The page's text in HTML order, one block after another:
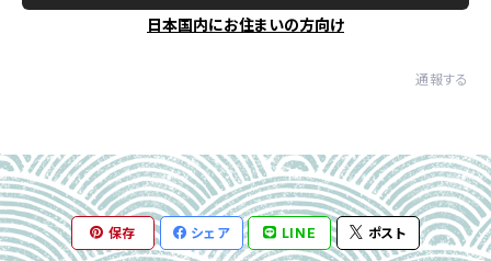
日本国内にお住まいの方向け
通報する
保存 シェア LINE ポスト